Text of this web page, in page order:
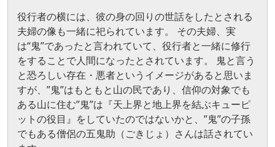
役行者の横には、彼の身の回りの世話をしたとされる
夫婦の像も一緒に祀られています。 その夫婦、実
は“鬼”であったと言われていて、役行者と一緒に修行
をすることで人間になったとされています。 鬼と言う
と恐ろしい存在・悪者というイメージがあると思いま
すが、”鬼”はもともと山の民であり、信仰の対象でも
ある山に住む”鬼”は『天上界と地上界を結ぶキューピ
ットの役目』をしていたのではないかと、”鬼”の子孫
でもある僧侶の五鬼助（ごきじょ）さんは話されてい